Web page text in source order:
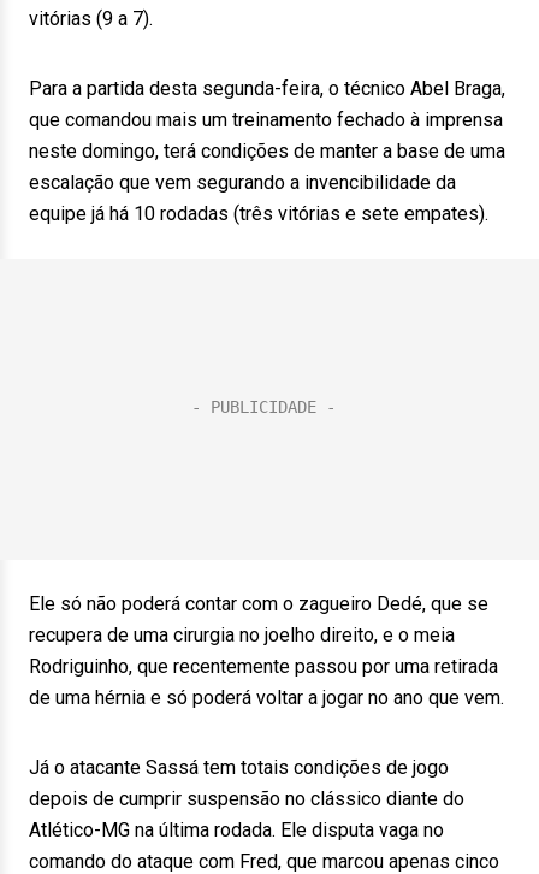
vitórias (9 a 7).
Para a partida desta segunda-feira, o técnico Abel Braga,
que comandou mais um treinamento fechado à imprensa
neste domingo, terá condições de manter a base de uma
escalação que vem segurando a invencibilidade da
equipe já há 10 rodadas (três vitórias e sete empates).
Ele só não poderá contar com o zagueiro Dedé, que se
recupera de uma cirurgia no joelho direito, e o meia
Rodriguinho, que recentemente passou por uma retirada
de uma hérnia e só poderá voltar a jogar no ano que vem.
Já o atacante Sassá tem totais condições de jogo
depois de cumprir suspensão no clássico diante do
Atlético-MG na última rodada. Ele disputa vaga no
comando do ataque com Fred, que marcou apenas cinco